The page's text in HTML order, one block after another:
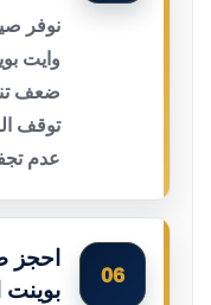
نوفر
وايت
ضعف
توقف
عدم
06
احجز
بوينت